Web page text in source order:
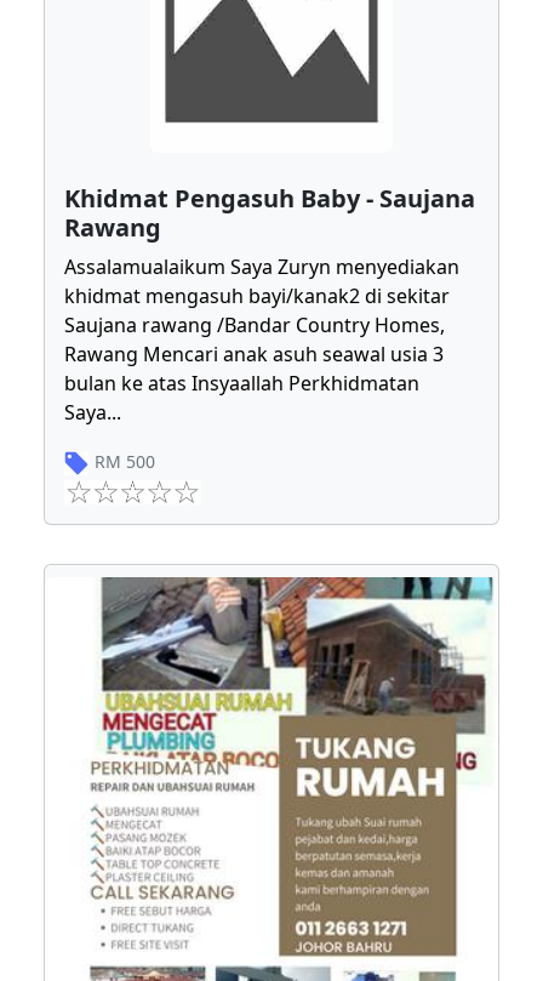
Khidmat Pengasuh Baby - Saujana
Rawang
Assalamualaikum Saya Zuryn menyediakan
khidmat mengasuh bayi/kanak2 di sekitar
Saujana rawang /Bandar Country Homes,
Rawang Mencari anak asuh seawal usia 3
bulan ke atas Insyaallah Perkhidmatan
Saya...
RM 500